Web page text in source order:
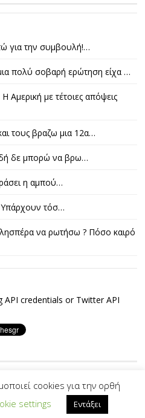
για την συμβουλή!…
πολύ σοβαρή ερώτηση είχα …
Η Αμερική με τέτοιες απόψεις
τους βραζω μια 12α…
δε μπορώ να βρω…
η αμπού…
τόσ…
να ρωτήσω ? Πόσο καιρό
API credentials or Twitter API
Designed by
By -|PVS|-
cookies για την ορθή
settings Εντάξει